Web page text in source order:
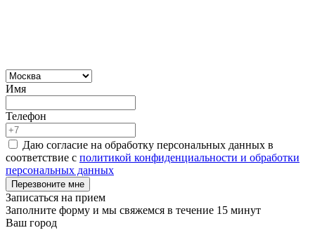
Имя
Телефон
Даю согласие на обработку персональных данных в
соответствие с политикой конфиденциальности и обработки
персональных данных
Перезвоните мне
Записаться на прием
Заполните форму и мы свяжемся в течение 15 минут
Ваш город